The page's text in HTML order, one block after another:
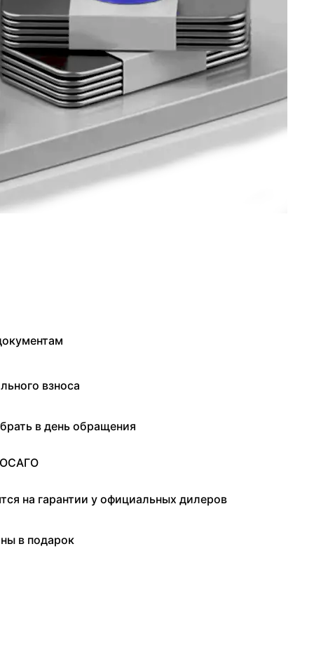
взноса
в день обращения
на гарантии у официальных дилеров
в подарок